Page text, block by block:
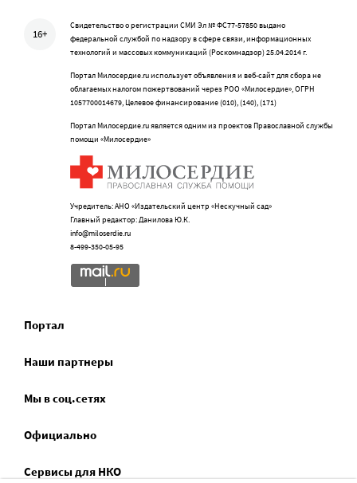
16+
Свидетельство о регистрации СМИ Эл № ФС77-57850 выдано
федеральной службой по надзору в сфере связи, информационных
технологий и массовых коммуникаций (Роскомнадзор) 25.04.2014 г.
Портал Милосердие.ru использует объявления и веб-сайт для сбора не
облагаемых налогом пожертвований через РОО «Милосердие», ОГРН
1057700014679, Целевое финансирование (010), (140), (171)
Портал Милосердие.ru является одним из проектов Православной службы
помощи «Милосердие»
Учредитель: АНО «Издательский центр «Нескучный сад»
Главный редактор: Данилова Ю.К.
info@miloserdie.ru
8-499-350-05-95
Портал
Наши партнеры
Мы в соц.сетях
Официально
Сервисы для НКО